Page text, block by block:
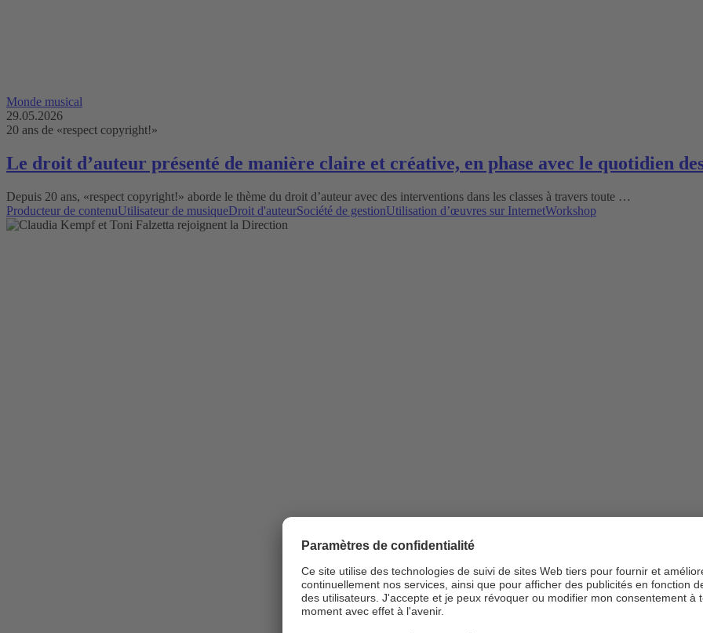
Monde musical
29.05.2026
20 ans de «respect copyright!»
Le droit d’auteur présenté de manière claire et créative, en phase avec le quotidien
Depuis 20 ans, «respect copyright!» aborde le thème du droit d’auteur avec des interventions dans les classes à travers toute …
Producteur de contenuUtilisateur de musiqueDroit d'auteurSociété de gestionUtilisation d’œuvres sur InternetWorkshop